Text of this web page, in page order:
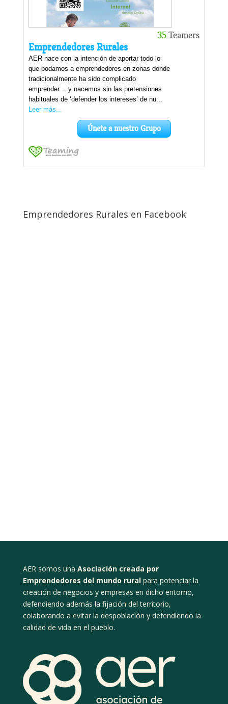
Emprendedores Rurales en Facebook
AER somos una Asociación creada por
Emprendedores del mundo ruralpara potenciar la
creación de negocios y empresas en dicho entorno,
defendiendo además la fijación del territorio,
colaborando a evitar la despoblación y defendiendo la
calidad de vida en el pueblo.